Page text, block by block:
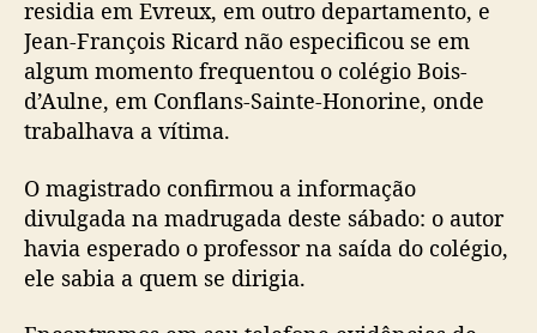
residia em Evreux, em outro departamento, e
Jean-François Ricard não especificou se em
algum momento frequentou o colégio Bois-
d’Aulne, em Conflans-Sainte-Honorine, onde
trabalhava a vítima.
O magistrado confirmou a informação
divulgada na madrugada deste sábado: o autor
havia esperado o professor na saída do colégio,
ele sabia a quem se dirigia.